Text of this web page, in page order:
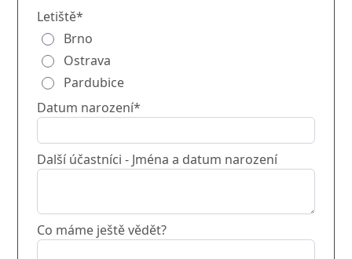
Letiště*
Brno
Ostrava
Pardubice
Datum narození*
Další účastníci - Jména a datum narození
Co máme ještě vědět?